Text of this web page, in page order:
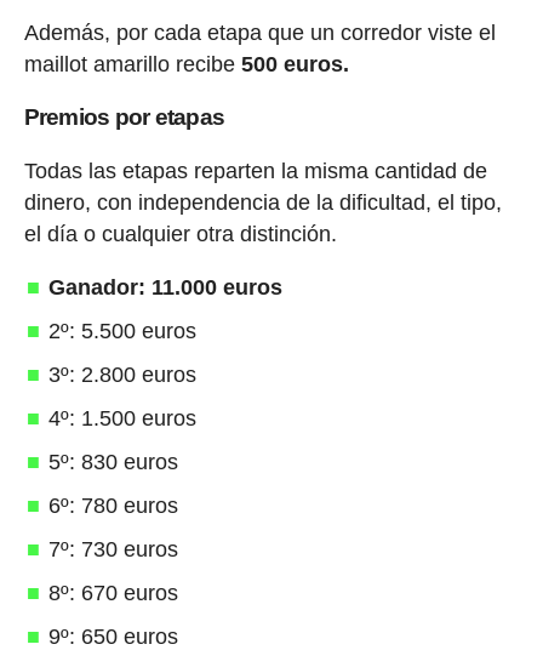
Además, por cada etapa que un corredor viste el
maillot amarillo recibe500 euros.
Premios por etapas
Todas las etapas reparten la misma cantidad de
dinero, con independencia de la dificultad, el tipo,
el día o cualquier otra distinción.
Ganador: 11.000 euros
2º: 5.500 euros
3º: 2.800 euros
4º: 1.500 euros
5º: 830 euros
6º: 780 euros
7º: 730 euros
8º: 670 euros
9º: 650 euros